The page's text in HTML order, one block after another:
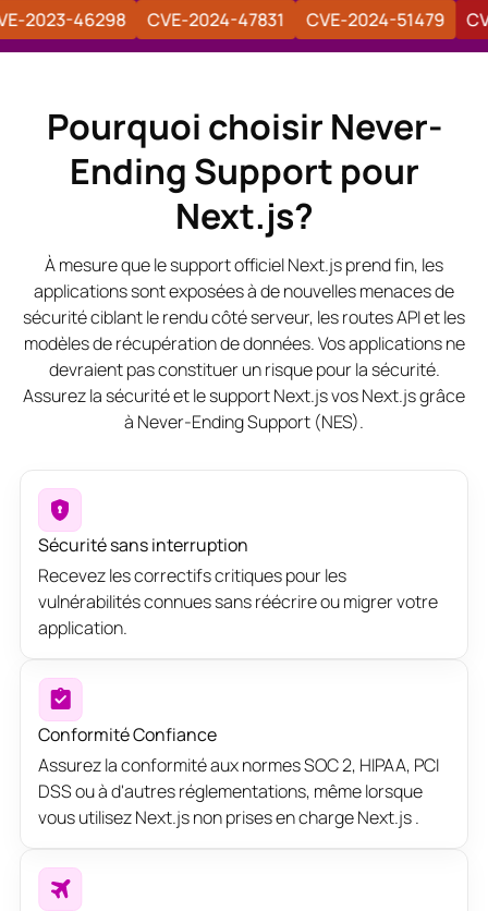
32421
CVE-2023-46298 CVE-2024-47831 CVE-
Pourquoi choisir Never-
Ending Support pour
Next.js?
À mesure que le support officiel Next.js prend fin, les
applications sont exposées à de nouvelles menaces de
sécurité ciblant le rendu côté serveur, les routes API et les
modèles de récupération de données. Vos applications ne
devraient pas constituer un risque pour la sécurité.
Assurez la sécurité et le support Next.js vos Next.js grâce
à Never-Ending Support (NES).
Sécurité sans interruption
Recevez les correctifs critiques pour les
vulnérabilités connues sans réécrire ou migrer votre
application.
Conformité Confiance
Assurez la conformité aux normes SOC 2, HIPAA, PCI
DSS ou à d'autres réglementations, même lorsque
vous utilisez Next.js non prises en charge Next.js .